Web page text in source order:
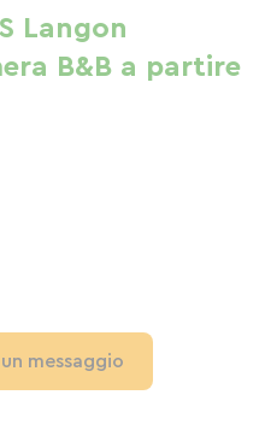
Langon
B&B a partire
un messaggio